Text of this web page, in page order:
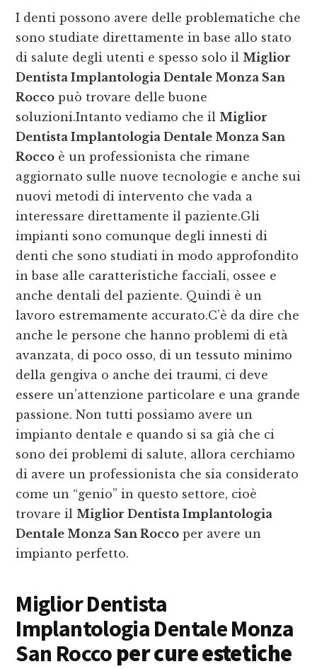
I denti possono avere delle problematiche che
sono studiate direttamente in base allo stato
di salute degli utenti e spesso solo il Miglior
Dentista Implantologia Dentale Monza San
Rocco può trovare delle buone
soluzioni.Intanto vediamo che il Miglior
Dentista Implantologia Dentale Monza San
Rocco è un professionista che rimane
aggiornato sulle nuove tecnologie e anche sui
nuovi metodi di intervento che vada a
interessare direttamente il paziente.Gli
impianti sono comunque degli innesti di
denti che sono studiati in modo approfondito
in base alle caratteristiche facciali, ossee e
anche dentali del paziente. Quindi è un
lavoro estremamente accurato.C’è da dire che
anche le persone che hanno problemi di età
avanzata, di poco osso, di un tessuto minimo
della gengiva o anche dei traumi, ci deve
essere un’attenzione particolare e una grande
passione. Non tutti possiamo avere un
impianto dentale e quando si sa già che ci
sono dei problemi di salute, allora cerchiamo
di avere un professionista che sia considerato
come un “genio” in questo settore, cioè
trovare il Miglior Dentista Implantologia
Dentale Monza San Rocco per avere un
impianto perfetto.
Miglior Dentista
Implantologia Dentale Monza
San Rocco per cure estetiche